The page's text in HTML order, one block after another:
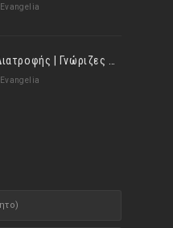
Evangelia
Evangelia